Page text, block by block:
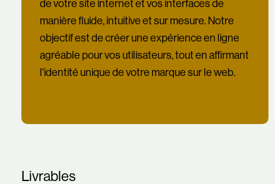
de votre site internet et vos interfaces de
manière fluide, intuitive et sur mesure. Notre
objectif est de créer une expérience en ligne
agréable pour vos utilisateurs, tout en affirmant
l'identité unique de votre marque sur le web.
Livrables